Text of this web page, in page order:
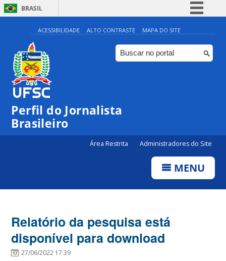
BRASIL
Simplifique!
Comunica BR
Participe
ACESSIBILIDADE ALTO CONTRASTE MAPA DO SITE
Perfil do Jornalista
Brasileiro
Área Restrita Administradores do Site
MENU
Relatório da pesquisa está
disponível para download
27/06/2022 17:39